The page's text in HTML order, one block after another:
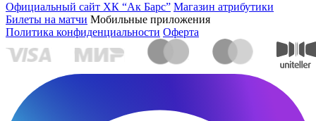
Официальный сайт ХК “Ак Барс” Магазин атрибутики
Билеты на матчи Мобильные приложения
Политика конфиденциальности Оферта